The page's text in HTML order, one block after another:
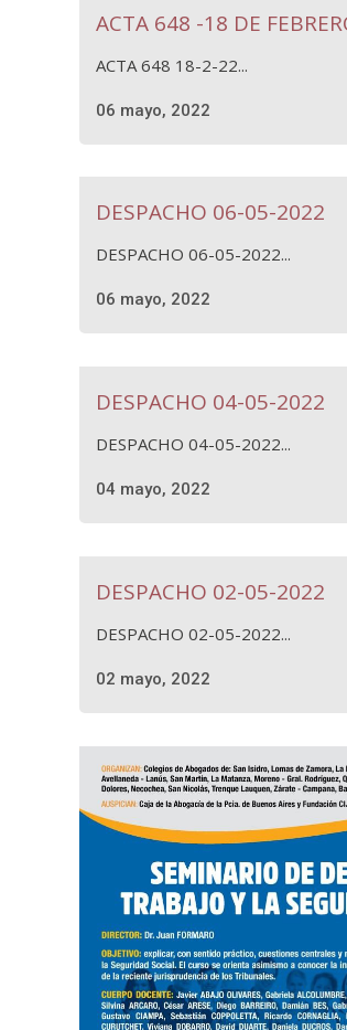
ACTA 648 -18 DE
ACTA 648 18-2-22...
06 mayo, 2022
DESPACHO 06-05-2022
DESPACHO 06-05-2022...
06 mayo, 2022
DESPACHO 04-05-2022
DESPACHO 04-05-2022...
04 mayo, 2022
DESPACHO 02-05-2022
DESPACHO 02-05-2022...
02 mayo, 2022